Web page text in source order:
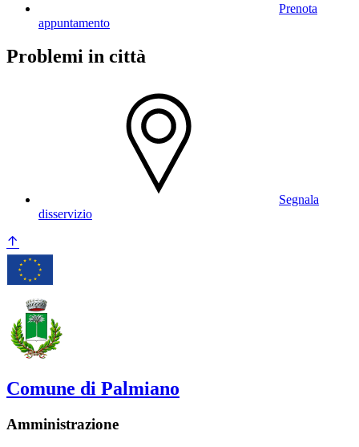
Prenota
appuntamento
Problemi in città
Segnala
disservizio
Comune di Palmiano
Amministrazione